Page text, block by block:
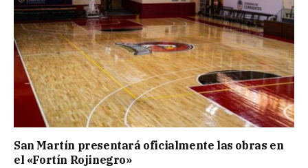
San Martín presentará oficialmente las obras en
el «Fortín Rojinegro»